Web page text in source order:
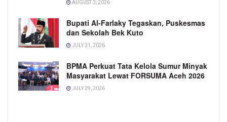
AUGUST 3, 2026
Bupati Al-Farlaky Tegaskan, Puskesmas
dan Sekolah Bek Kuto
JULY 31, 2026
BPMA Perkuat Tata Kelola Sumur Minyak
Masyarakat Lewat FORSUMA Aceh 2026
JULY 29, 2026